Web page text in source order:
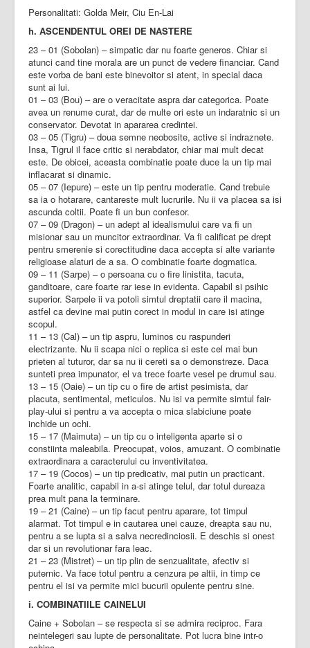
Personalitati: Golda Meir, Ciu En-Lai
h. ASCENDENTUL OREI DE NASTERE
23 – 01 (Sobolan) – simpatic dar nu foarte generos. Chiar si
atunci cand tine morala are un punct de vedere financiar. Cand
este vorba de bani este binevoitor si atent, in special daca
sunt ai lui.
01 – 03 (Bou) – are o veracitate aspra dar categorica. Poate
avea un renume curat, dar de multe ori este un indaratnic si un
conservator. Devotat in apararea credintei.
03 – 05 (Tigru) – doua semne neobosite, active si indraznete.
Insa, Tigrul il face critic si nerabdator, chiar mai mult decat
este. De obicei, aceasta combinatie poate duce la un tip mai
inflacarat si dinamic.
05 – 07 (Iepure) – este un tip pentru moderatie. Cand trebuie
sa ia o hotarare, cantareste mult lucrurile. Nu ii va placea sa isi
ascunda coltii. Poate fi un bun confesor.
07 – 09 (Dragon) – un adept al idealismului care va fi un
misionar sau un muncitor extraordinar. Va fi calificat pe drept
pentru smerenie si corectitudine daca accepta si alte variante
religioase alaturi de a sa. O combinatie foarte dogmatica.
09 – 11 (Sarpe) – o persoana cu o fire linistita, tacuta,
ganditoare, care foarte rar iese in evidenta. Capabil si psihic
superior. Sarpele ii va potoli simtul dreptatii care il macina,
astfel ca devine mai putin corect in modul in care isi atinge
scopul.
11 – 13 (Cal) – un tip aspru, luminos cu raspunderi
electrizante. Nu ii scapa nici o replica si este cel mai bun
prieten al tuturor, dar sa nu ii cereti sa o demonstreze. Daca
sunteti prea impunator, el va trece foarte vesel pe drumul sau.
13 – 15 (Oaie) – un tip cu o fire de artist pesimista, dar
placuta, sentimental, meticulos. Nu isi va permite simtul fair-
play-ului si pentru a va accepta o mica slabiciune poate
inchide un ochi.
15 – 17 (Maimuta) – un tip cu o inteligenta aparte si o
constiinta maleabila. Preocupat, voios, amuzant. O combinatie
extraordinara a caracterului cu inventivitatea.
17 – 19 (Cocos) – un tip predicativ, mai putin un practicant.
Foarte analitic, capabil in a-si atinge telul, dar totul dureaza
prea mult pana la terminare.
19 – 21 (Caine) – un tip facut pentru aparare, tot timpul
alarmat. Tot timpul e in cautarea unei cauze, dreapta sau nu,
pentru a se lupta si a salva necredinciosii. E deschis si onest
dar si un revolutionar fara leac.
21 – 23 (Mistret) – un tip plin de senzualitate, afectiv si
puternic. Va face totul pentru a cenzura pe altii, in timp ce
pentru el isi va permite mici bucurii opulente pentru sine.
i. COMBINATIILE CAINELUI
Caine + Sobolan – se respecta si se admira reciproc. Fara
neintelegeri sau lupte de personalitate. Pot lucra bine intr-o